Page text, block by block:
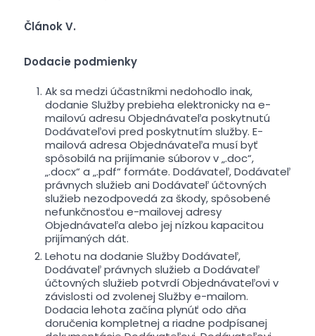
Článok V.
Dodacie podmienky
Ak sa medzi účastníkmi nedohodlo inak,
dodanie Služby prebieha elektronicky na e-
mailovú adresu Objednávateľa poskytnutú
Dodávateľovi pred poskytnutím služby. E-
mailová adresa Objednávateľa musí byť
spôsobilá na prijímanie súborov v „.doc“,
„.docx“ a „.pdf“ formáte. Dodávateľ, Dodávateľ
právnych služieb ani Dodávateľ účtovných
služieb nezodpovedá za škody, spôsobené
nefunkčnosťou e-mailovej adresy
Objednávateľa alebo jej nízkou kapacitou
prijímaných dát.
Lehotu na dodanie Služby Dodávateľ,
Dodávateľ právnych služieb a Dodávateľ
účtovných služieb potvrdí Objednávateľovi v
závislosti od zvolenej Služby e-mailom.
Dodacia lehota začína plynúť odo dňa
doručenia kompletnej a riadne podpísanej